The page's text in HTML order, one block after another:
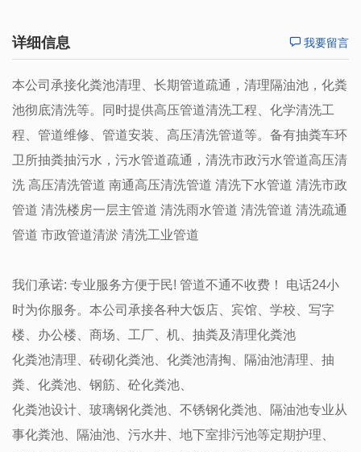
详细信息 我要留言
本公司承接化粪池清理、长期管道疏通，清理隔油池，化粪
池彻底清洗等。同时提供高压管道清洗工程、化学清洗工
程、管道维修、管道安装、高压清洗管道等。备有抽粪车环
卫所抽粪抽污水，污水管道疏通，清洗市政污水管道高压清
洗 高压清洗管道 南通高压清洗管道 清洗下水管道 清洗市政
管道 清洗楼房一层主管道 清洗雨水管道 清洗管道 清洗疏通
管道 市政管道清淤 清洗工业管道
我们承诺: 专业服务方便于民! 管道不通不收费！ 电话24小
时为你服务。本公司承接各种大饭店、宾馆、学校、写字
楼、办公楼、商场、工厂、机、抽粪及清理化粪池
化粪池清理、砖砌化粪池、化粪池清掏、隔油池清理、抽
粪、化粪池、钢筋、砼化粪池、
化粪池设计、玻璃钢化粪池、不锈钢化粪池、隔油池专业从
事化粪池、隔油池、污水井、地下室排污池等定期护理、